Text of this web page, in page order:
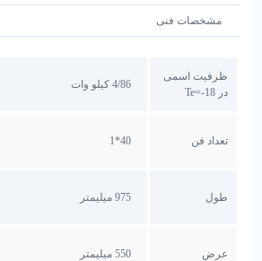
مشخصات فنی
ظرفیت اسمی
در Te=-18
4/86 کیلو وات
تعداد فن 40*1
طول 975 میلیمتر
عرض 550 میلیمتر